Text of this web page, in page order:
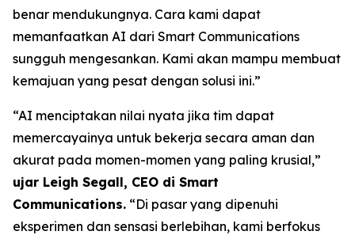
benar mendukungnya. Cara kami dapat
memanfaatkan AI dari Smart Communications
sungguh mengesankan. Kami akan mampu membuat
kemajuan yang pesat dengan solusi ini.”
“AI menciptakan nilai nyata jika tim dapat
memercayainya untuk bekerja secara aman dan
akurat pada momen-momen yang paling krusial,”
ujar Leigh Segall, CEO di Smart
Communications. “Di pasar yang dipenuhi
eksperimen dan sensasi berlebihan, kami berfokus